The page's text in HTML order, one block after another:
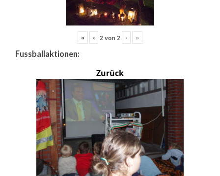
« ‹ 2von 2 › »
Fussballaktionen:
Zurück